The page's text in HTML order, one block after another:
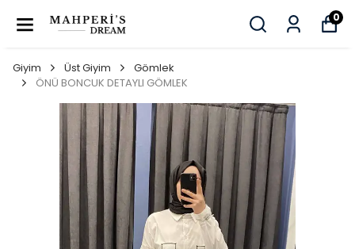
0
Giyim Üst Giyim
Gömlek
ÖNÜ BONCUK DETAYLI GÖMLEK